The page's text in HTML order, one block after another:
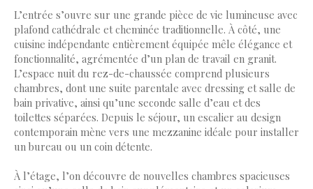
L’entrée s’ouvre sur une grande pièce de vie lumineuse avec
plafond cathédrale et cheminée traditionnelle. À côté, une
cuisine indépendante entièrement équipée mêle élégance et
fonctionnalité, agrémentée d’un plan de travail en granit.
L’espace nuit du rez-de-chaussée comprend plusieurs
chambres, dont une suite parentale avec dressing et salle de
bain privative, ainsi qu’une seconde salle d’eau et des
toilettes séparées. Depuis le séjour, un escalier au design
contemporain mène vers une mezzanine idéale pour installer
un bureau ou un coin détente.
À l’étage, l’on découvre de nouvelles chambres spacieuses